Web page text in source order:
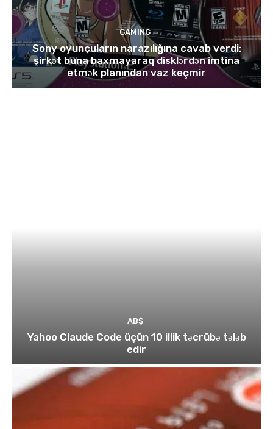
GAMING
Sony oyunçuların narazılığına cavab verdi:
şirkət buna baxmayaraq disklərdən imtina
etmək planından vaz keçmir
ABŞ
Yahoo Claude Code üçün 10 illik təcrübə tələb
edir